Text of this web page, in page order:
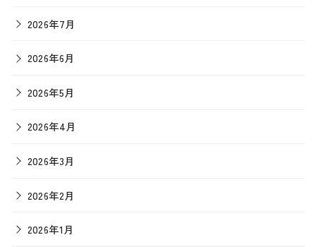
2026年7月
2026年6月
2026年5月
2026年4月
2026年3月
2026年2月
2026年1月